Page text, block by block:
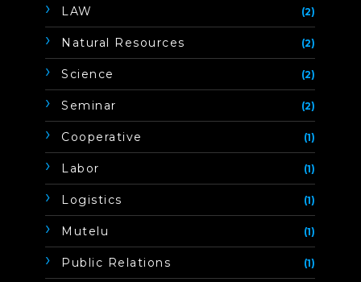
LAW (2)
Natural Resources (2)
Science (2)
Seminar (2)
Cooperative (1)
Labor (1)
Logistics (1)
Mutelu (1)
Public Relations (1)